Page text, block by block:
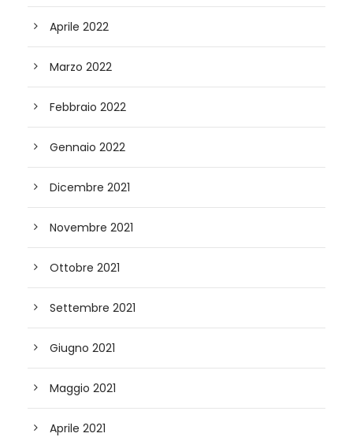
Aprile 2022
Marzo 2022
Febbraio 2022
Gennaio 2022
Dicembre 2021
Novembre 2021
Ottobre 2021
Settembre 2021
Giugno 2021
Maggio 2021
Aprile 2021